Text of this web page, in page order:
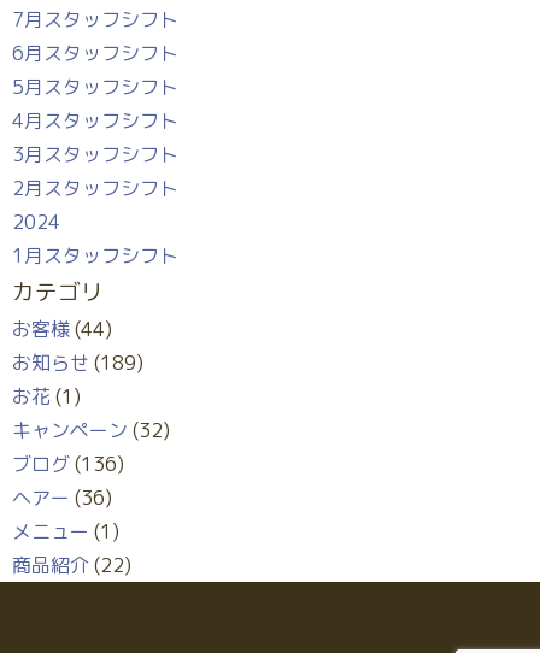
7月スタッフシフト
6月スタッフシフト
5月スタッフシフト
4月スタッフシフト
3月スタッフシフト
2月スタッフシフト
2024
1月スタッフシフト
カテゴリ
お客様(44)
お知らせ (189)
お花 (1)
キャンペーン (32)
ブログ(136)
ヘアー (36)
メニュー (1)
商品紹介 (22)